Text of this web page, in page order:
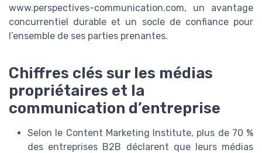
www.perspectives-communication.com, un avantage
concurrentiel durable et un socle de confiance pour
l’ensemble de ses parties prenantes.
Chiffres clés sur les médias
propriétaires et la
communication d’entreprise
Selon le Content Marketing Institute, plus de 70 %
des entreprises B2B déclarent que leurs médias